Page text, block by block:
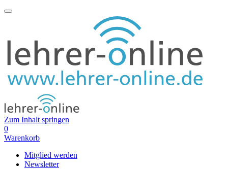
Zum Inhalt springen
0
Warenkorb
Mitglied werden
Newsletter